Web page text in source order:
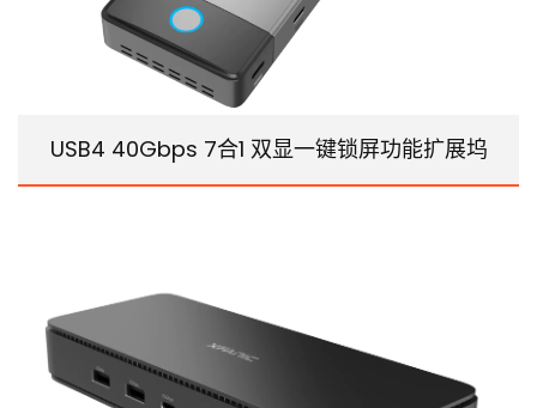
USB4 40Gbps 7合1 双显一键锁屏功能扩展坞